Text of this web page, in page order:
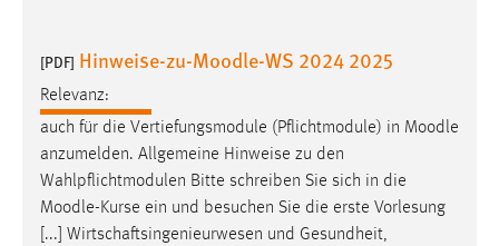
[PDF] Hinweise-zu-Moodle-WS 2024 2025
Relevanz:
auch für die Vertiefungsmodule (Pflichtmodule) in Moodle
anzumelden. Allgemeine Hinweise zu den
Wahlpflichtmodulen Bitte schreiben Sie sich in die
Moodle-Kurse ein und besuchen Sie die erste Vorlesung
[...] Wirtschaftsingenieurwesen und Gesundheit,
hinweg verfolgen.
Google Ads
Name:
Anbieter: